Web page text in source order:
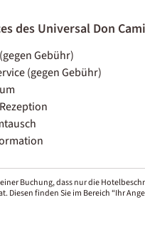
des Universal Don
Gebühr)
(gegen Gebühr)
Buchung, dass nur die
Diesen finden Sie im Bereich “Ihr